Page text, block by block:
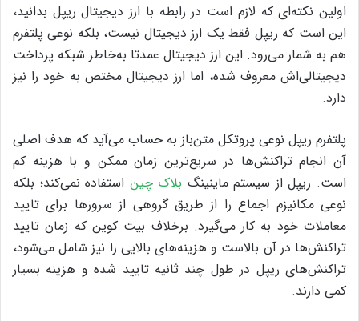
اولین نکته‌ای که لازم است در رابطه با ارز دیجیتال ریپل بدانید،
این است که ریپل فقط یک ارز دیجیتال نیست، بلکه نوعی پلتفرم
هم به شمار می‌رود. این ارز دیجیتال عمدتا به‌خاطر شبکه‌ پرداخت
دیجیتالی‌اش معروف شده، اما ارز دیجیتال مختص به خود را نیز
دارد.
پلتفرم ریپل نوعی پروتکل متن‌باز به حساب می‌آید که هدف اصلی
آن انجام تراکنش‌ها در سریع‌ترین زمان ممکن و با هزینه‌ کم
است. ریپل از سیستم ماینینگ بلاک چین استفاده نمی‌کند؛ بلکه
نوعی مکانیزم اجماع را از طریق گروهی از سرورها برای تایید
معاملات خود به کار می‌گیرد. برخلاف بیت کوین که زمان تایید
تراکنش‌ها در آن بالاست و هزینه‌های بالایی را نیز شامل می‌شود،
تراکنش‌های ریپل در طول چند ثانیه تایید شده و هزینه‌ بسیار
کمی دارند.